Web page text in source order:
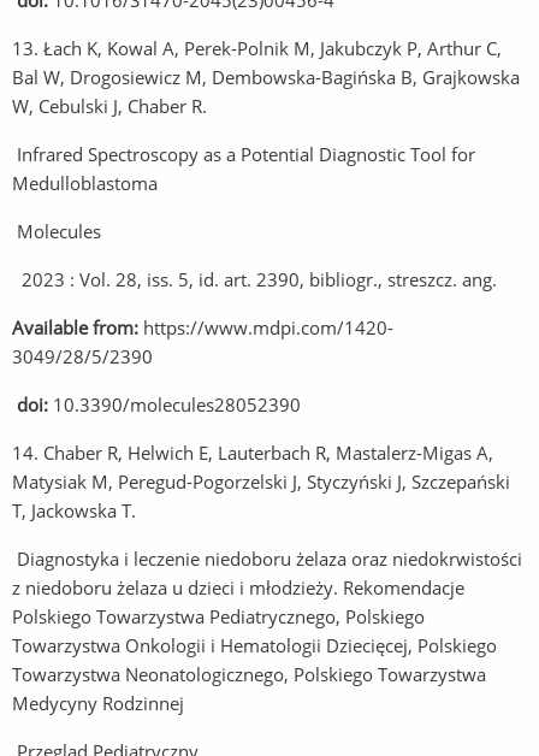
13. Łach K, Kowal A, Perek-Polnik M, Jakubczyk P, Arthur C,
Bal W, Drogosiewicz M, Dembowska-Bagińska B, Grajkowska
W, Cebulski J, Chaber R.
Infrared Spectroscopy as a Potential Diagnostic Tool for
Medulloblastoma
Molecules
2023 : Vol. 28, iss. 5, id. art. 2390, bibliogr., streszcz. ang.
Available from: https://www.mdpi.com/1420-
3049/28/5/2390
doi: 10.3390/molecules28052390
14. Chaber R, Helwich E, Lauterbach R, Mastalerz-Migas A,
Matysiak M, Peregud-Pogorzelski J, Styczyński J, Szczepański
T, Jackowska T.
Diagnostyka i leczenie niedoboru żelaza oraz niedokrwistości
z niedoboru żelaza u dzieci i młodzieży. Rekomendacje
Polskiego Towarzystwa Pediatrycznego, Polskiego
Towarzystwa Onkologii i Hematologii Dziecięcej, Polskiego
Towarzystwa Neonatologicznego, Polskiego Towarzystwa
Medycyny Rodzinnej
Przegląd Pediatryczny